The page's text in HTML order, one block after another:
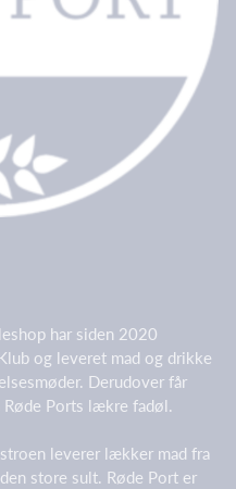
har siden 2020
og leveret mad og drikke
Derudover får
Røde Ports lækre fadøl.
leverer lækker mad fra
store sult. Røde Port er